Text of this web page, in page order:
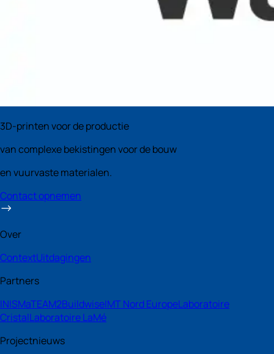
3D-printen voor de productie
van complexe bekistingen voor de bouw
en vuurvaste materialen.
Contact opnemen
Over
ContextUitdagingen
Partners
INISMaTEAM2BuildwiseIMT Nord EuropeLaboratoire
CristalLaboratoire LaMé
Projectnieuws